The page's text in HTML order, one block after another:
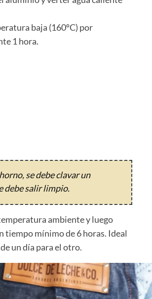
baja (160ºC) por
1 hora.
se debe clavar un
debe salir limpio.
ambiente y luego
tiempo mínimo de 6 horas. Ideal
un día para el otro.